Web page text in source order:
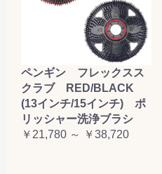
ペンギン フレックスス
クラブ RED/BLACK
(13インチ/15インチ) ポ
リッシャー洗浄ブラシ
￥21,780 ～ ￥38,720